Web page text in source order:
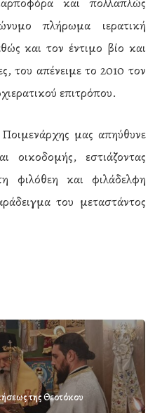
πλήρωμα ιερατική
και τον έντιμο βίο και
του απένειμε το 2010 τον
επιτρόπου.
μας απηύθυνε
οικοδομής, εστιάζοντας
φιλόθεη και φιλάδελφη
του μεταστάντος
της Θεοτόκου